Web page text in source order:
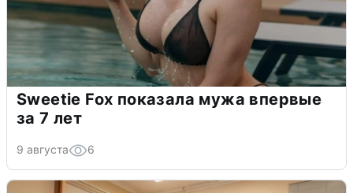
Sweetie Fox показала мужа впервые
за 7 лет
9 августа 6